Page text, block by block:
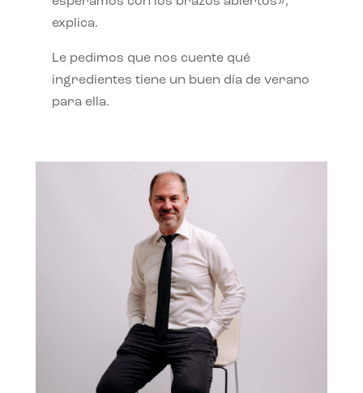
explica.
Le pedimos que nos cuente qué
ingredientes tiene un buen día de verano
para ella.